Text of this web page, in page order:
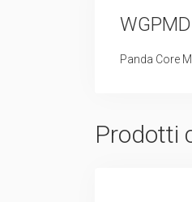
Panda Core
Prodotti